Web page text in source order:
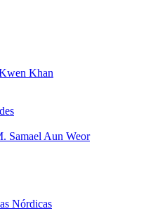
Khan
Samael Aun Weor
Nórdicas